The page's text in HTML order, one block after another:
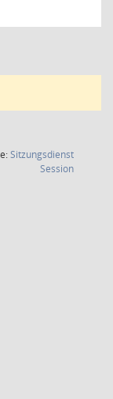
Sitzungsdienst
Session(Wird in